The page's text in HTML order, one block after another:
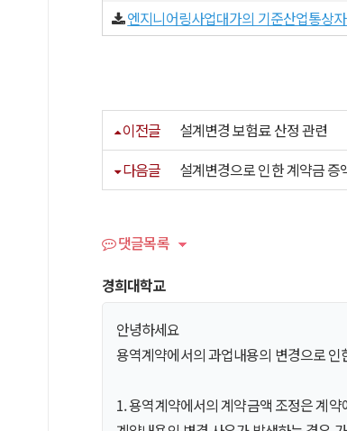
엔지니어링사업대가의 기준산업통상
이전글 설계변경 보험료 산정 관련
다음글
설계변경으로 인한 계약금
댓글목록
경희대학교
안녕하세요
용역계약에서의 과업내용의 변경으로
1. 용역계약에서의 계약금액 조정은 계